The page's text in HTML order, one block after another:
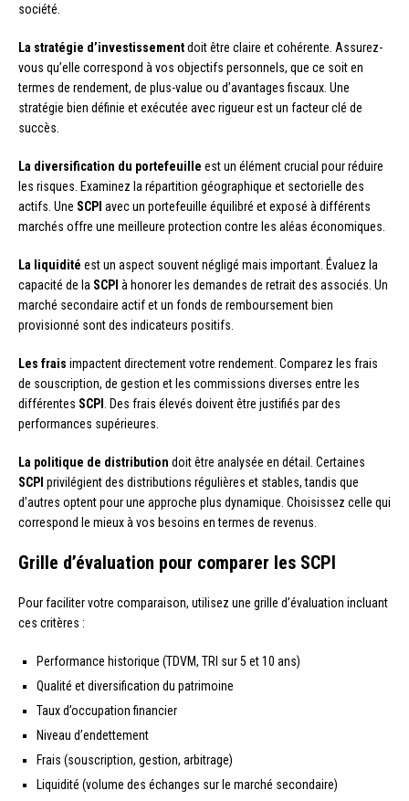
société.
La stratégie d’investissementdoit être claire et cohérente. Assurez-
vous qu’elle correspond à vos objectifs personnels, que ce soit en
termes de rendement, de plus-value ou d’avantages fiscaux. Une
stratégie bien définie et exécutée avec rigueur est un facteur clé de
succès.
La diversification du portefeuille est un élément crucial pour réduire
les risques. Examinez la répartition géographique et sectorielle des
actifs. Une SCPI avec un portefeuille équilibré et exposé à différents
marchés offre une meilleure protection contre les aléas économiques.
La liquidité est un aspect souvent négligé mais important. Évaluez la
capacité de la SCPI à honorer les demandes de retrait des associés. Un
marché secondaire actif et un fonds de remboursement bien
provisionné sont des indicateurs positifs.
Les frais impactent directement votre rendement. Comparez les frais
de souscription, de gestion et les commissions diverses entre les
différentes SCPI
. Des frais élevés doivent être justifiés par des
performances supérieures.
La politique de distribution doit être analysée en détail. Certaines
SCPI privilégient des distributions régulières et stables, tandis que
d’autres optent pour une approche plus dynamique. Choisissez celle qui
correspond le mieux à vos besoins en termes de revenus.
Grille d’évaluation pour comparer les SCPI
Pour faciliter votre comparaison, utilisez une grille d’évaluation incluant
ces critères :
Performance historique (TDVM, TRI sur 5 et 10 ans)
Qualité et diversification du patrimoine
Taux d’occupation financier
Niveau d’endettement
Frais (souscription, gestion, arbitrage)
Liquidité (volume des échanges sur le marché secondaire)